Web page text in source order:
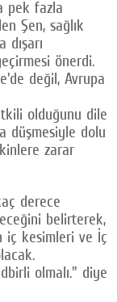
pek fazla
Şen, sağlık
önerdi.
değil, Avrupa
olduğunu dile
düşmesiyle dolu
zarar
derece
belirterek,
iç kesimleri ve İç
olmalı." diye